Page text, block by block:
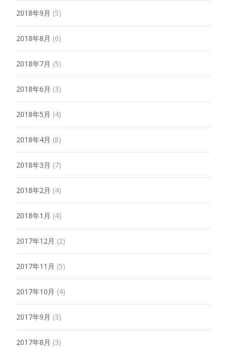
2018年9月 (5)
2018年8月 (6)
2018年7月 (5)
2018年6月 (3)
2018年5月 (4)
2018年4月 (8)
2018年3月 (7)
2018年2月 (4)
2018年1月 (4)
2017年12月 (2)
2017年11月 (5)
2017年10月 (4)
2017年9月 (3)
2017年8月 (3)